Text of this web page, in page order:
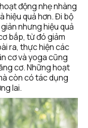
động nhẹ nhàng
hiệu quả hơn. Đi bộ
nhưng hiệu quả
bắp, từ đó giảm
ra, thực hiện các
cơ và yoga cũng
cơ. Những hoạt
còn có tác dụng
lai.